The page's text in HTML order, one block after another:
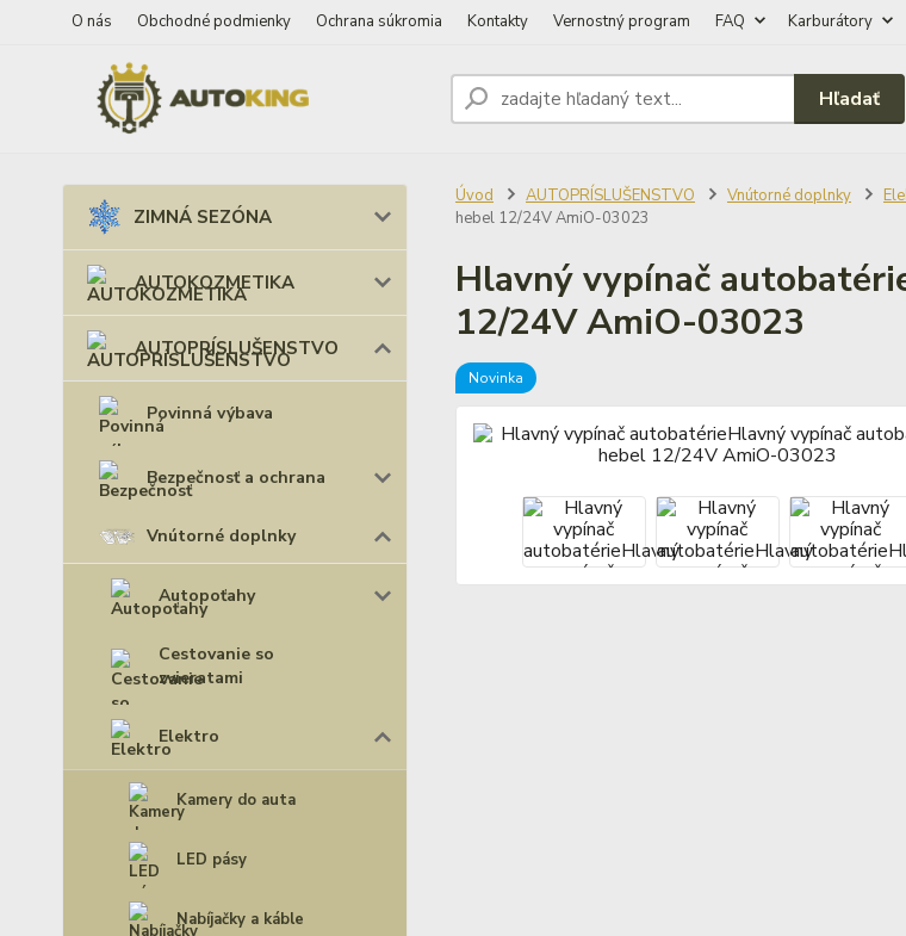
O nás Obchodné podmienky Ochrana súkromia Kontakty Vernostný program FAQ Karburátory
Hľadať
ZIMNÁ SEZÓNA
AUTOKOZMETIKA
AUTOPRÍSLUŠENSTVO
Povinná výbava
Bezpečnosť a ochrana
Vnútorné doplnky
Autopoťahy
Cestovanie so
zvieratami
Elektro
Kamery do auta
LED pásy
Nabíjačky a káble
Úvod AUTOPRÍSLUŠENSTVO Vnútorné doplnky
hebel 12/24V AmiO-03023
Hlavný vypínač
12/24V AmiO-03023
Novinka